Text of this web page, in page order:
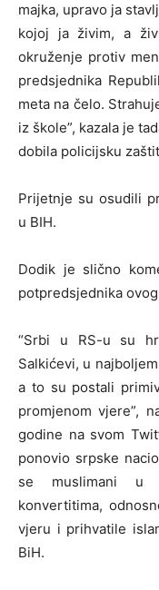
majka, upravo ja
kojoj ja živim, a
okruženje protiv
predsjednika
meta na čelo.
iz škole”, kazala je
dobila policijsku
Prijetnje su osudili
u BIH.
Dodik je slično
potpredsjednika
“Srbi u RS-u su
Salkićevi, u
a to su postali
promjenom vjere”,
godine na svom
ponovio srpske
se muslimani u
konvertitima,
vjeru i prihvatile
BiH.